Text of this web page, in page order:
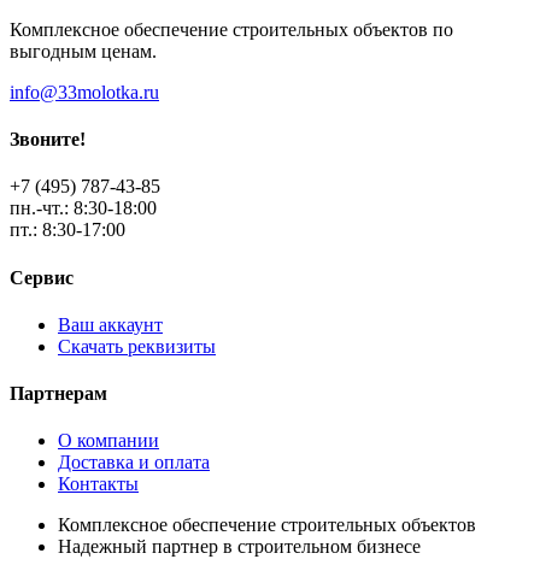
Комплексное обеспечение строительных объектов по
выгодным ценам.
info@33molotka.ru
Звоните!
+7 (495) 787-43-85
пн.-чт.: 8:30-18:00
пт.: 8:30-17:00
Сервис
Ваш аккаунт
Скачать реквизиты
Партнерам
О компании
Доставка и оплата
Контакты
Комплексное обеспечение строительных объектов
Надежный партнер в строительном бизнесе